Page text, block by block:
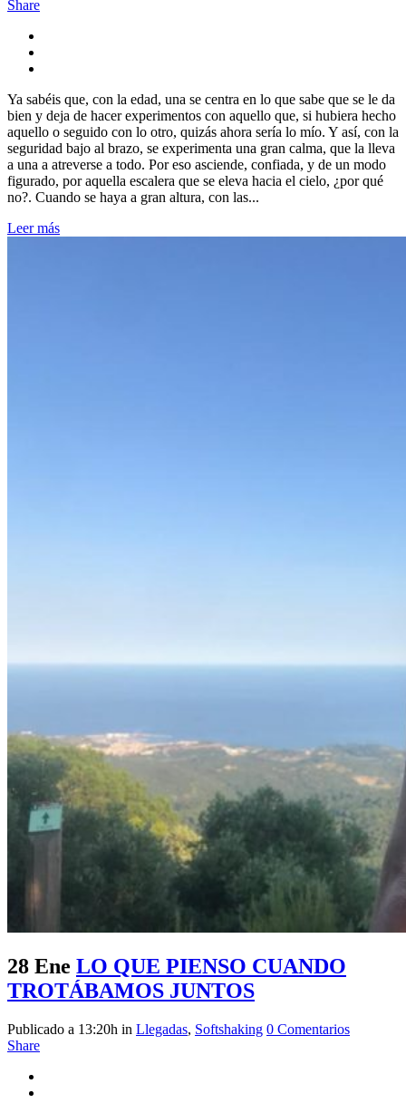
Share
Ya sabéis que, con la edad, una se centra en lo que sabe que se le da
bien y deja de hacer experimentos con aquello que, si hubiera hecho
aquello o seguido con lo otro, quizás ahora sería lo mío. Y así, con la
seguridad bajo al brazo, se experimenta una gran calma, que la lleva
a una a atreverse a todo. Por eso asciende, confiada, y de un modo
figurado, por aquella escalera que se eleva hacia el cielo, ¿por qué
no?. Cuando se haya a gran altura, con las...
Leer más
28 Ene LO QUE PIENSO CUANDO
TROTÁBAMOS JUNTOS
Publicado a 13:20h in Llegadas, Softshaking 0 Comentarios
Share